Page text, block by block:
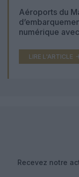
Aéroports du
numérique
LIRE L'ARTICLE
Recevez notre